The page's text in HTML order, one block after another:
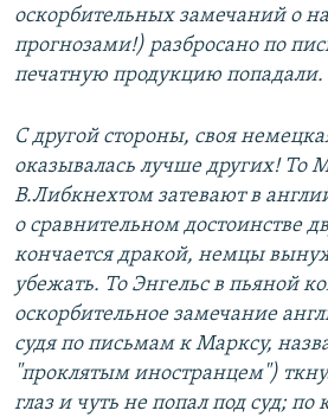
оскорбительных замечаний о
прогнозами!) разбросано по
печатную продукцию попадали.
С другой стороны, своя
оказывалась лучше других! То
В.Либкнехтом затевают в
о сравнительном достоинстве
кончается дракой, немцы
убежать. То Энгельс в пьяной
оскорбительное замечание
судя по письмам к Марксу,
"проклятым иностранцем")
глаз и чуть не попал под суд;